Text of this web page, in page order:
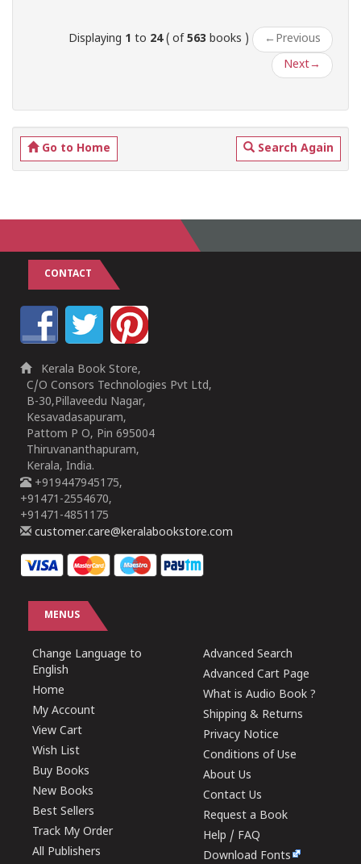
Displaying 1 to 24( of 563 books ) ← Previous
Next→
Go to Home Search Again
CONTACT
Kerala Book Store,
C/O Consors Technologies Pvt Ltd,
B-30,Pillaveedu Nagar,
Kesavadasapuram,
Pattom P O, Pin 695004
Thiruvananthapuram,
Kerala, India.
+919447945175,
+91471-2554670,
+91471-4851175
customer.care@keralabookstore.com
MENUS
Change Language to
English
Home
My Account
View Cart
Wish List
Buy Books
New Books
Best Sellers
Track My Order
All Publishers
Advanced Search
Advanced Cart Page
What is Audio Book ?
Shipping & Returns
Privacy Notice
Conditions of Use
About Us
Contact Us
Request a Book
Help / FAQ
Download Fonts